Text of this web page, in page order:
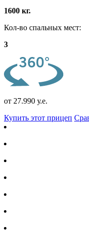
1600 кг.
Кол-во спальных мест:
3
от 27.990 у.е.
Купить этот прицеп